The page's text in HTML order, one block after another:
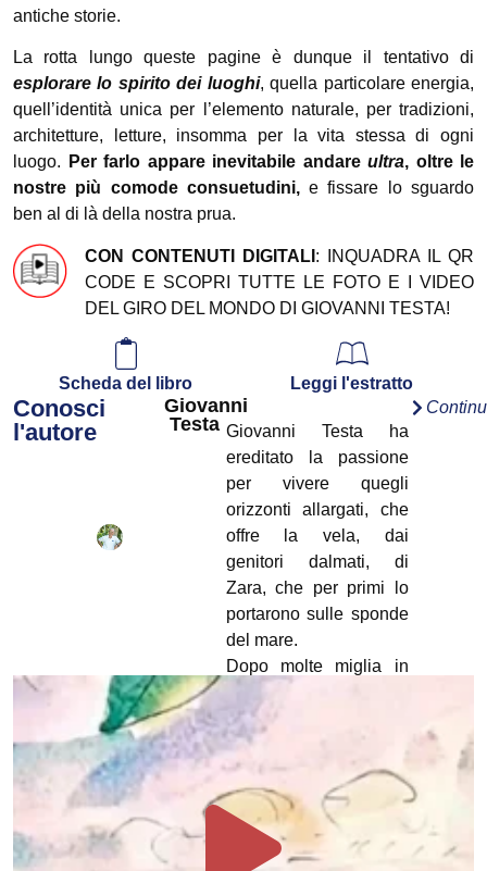
antiche storie.
La rotta lungo queste pagine è dunque il tentativo di
esplorare lo spirito dei luoghi, quella particolare energia,
quell’identità unica per l’elemento naturale, per tradizioni,
architetture, letture, insomma per la vita stessa di ogni
luogo.
Per farlo appare inevitabile andare ultra, oltre le
nostre più comode consuetudini,e fissare lo sguardo
ben al di là della nostra prua.
CON CONTENUTI DIGITALI : INQUADRA IL QR
CODE E SCOPRI TUTTE LE FOTO E I VIDEO
DEL GIRO DEL MONDO DI GIOVANNI TESTA!
Scheda del libro Leggi l'estratto
Conosci
l'autore
Giovanni
Testa Giovanni Testa ha
ereditato la passione
per vivere quegli
orizzonti allargati, che
offre la vela, dai
genitori dalmati, di
Zara, che per primi lo
portarono sulle sponde
del mare.
Dopo molte miglia in
con la moglie Marina
ogni rotta per esplorare,
in trent’anni, le radici
culturali del
Mediterraneo, classico
e dell’oggi.